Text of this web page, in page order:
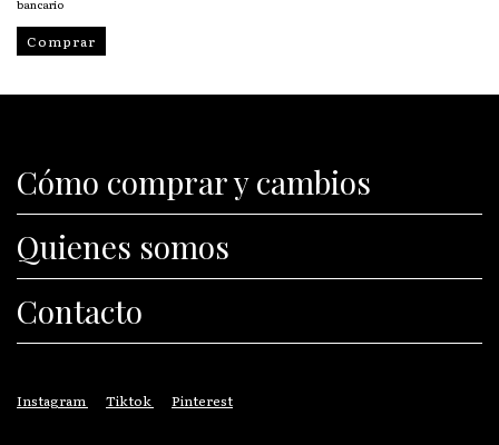
bancario
Comprar
Cómo comprar y cambios
Quienes somos
Contacto
Instagram Tiktok Pinterest